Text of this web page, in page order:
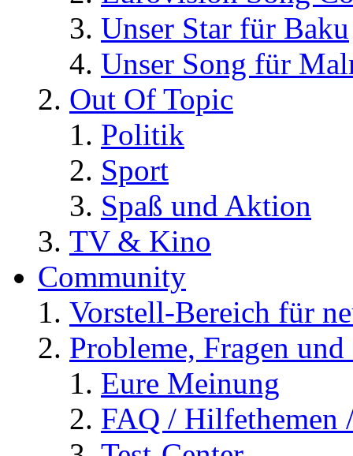
Unser Star für Baku
Unser Song für
Out Of Topic
Politik
Sport
Spaß und Aktion
TV & Kino
Community
Vorstell-Bereich für
Probleme, Fragen
Eure Meinung
FAQ / Hilfethemen